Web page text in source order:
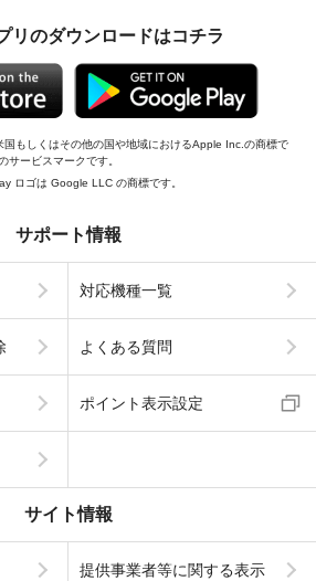
リのダウンロードはコチラ
もしくはその他の国や地域におけるApple Inc.の商標で
ービスマークです。
ロゴは Google LLC の商標です。
サポート情報
対応機種一覧
よくある質問
ポイント表示設定
サイト情報
提供事業者等に関する表示